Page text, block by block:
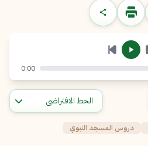
0:00
دروس المسجد النبوي